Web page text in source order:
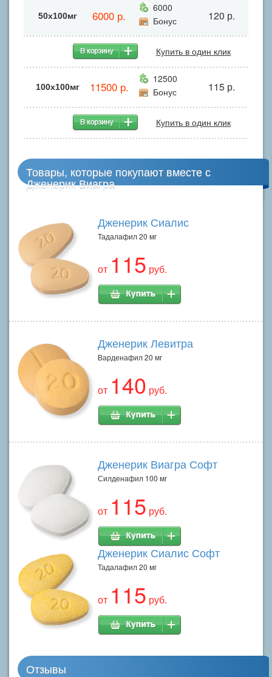
50x100мг 6000 р.
6000
Бонус
120 р.
Купить в один клик
100x100мг 11500 р.
12500
Бонус
115 р.
Купить в один клик
Товары, которые покупают вместе с
Дженерик Виагра
Дженерик Сиалис
Тадалафил 20 мг
от 115 руб.
Дженерик Левитра
Варденафил 20 мг
от 140 руб.
Дженерик Виагра Софт
Силденафил 100 мг
от 115 руб.
Дженерик Сиалис Софт
Тадалафил 20 мг
от 115 руб.
Отзывы